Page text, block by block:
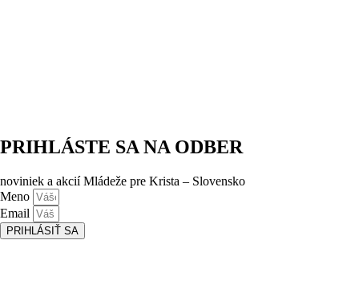
PRIHLÁSTE SA NA ODBER
noviniek a akcií Mládeže pre Krista – Slovensko
Meno
Email
PRIHLÁSIŤ SA